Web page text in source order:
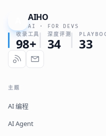
AIHO
AI · FOR DEVS
收录工具
98+
深度评测
34 33
主题
AI 编程
AI Agent